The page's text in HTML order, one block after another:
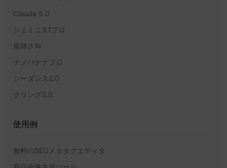
Claude 5.0
ジェミニ3.1プロ
複雑さAI
ナノバナナプロ
シーダンス2.0
クリング3.0
使用例
無料のSEOメタタグエディタ